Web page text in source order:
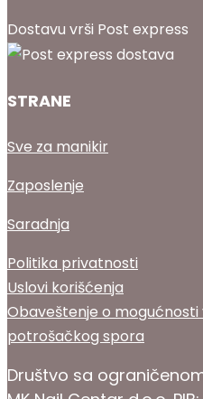
Dostavu vrši Post express
STRANE
Sve za manikir
Zaposlenje
Saradnja
Politika privatnosti
Uslovi korišćenja
Obaveštenje o mogućnosti
potrošačkog spora
Društvo sa